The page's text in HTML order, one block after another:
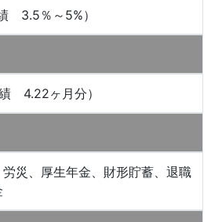
3.5％～5%）
4.22ヶ月分）
災、厚生年金、財形貯蓄、退職